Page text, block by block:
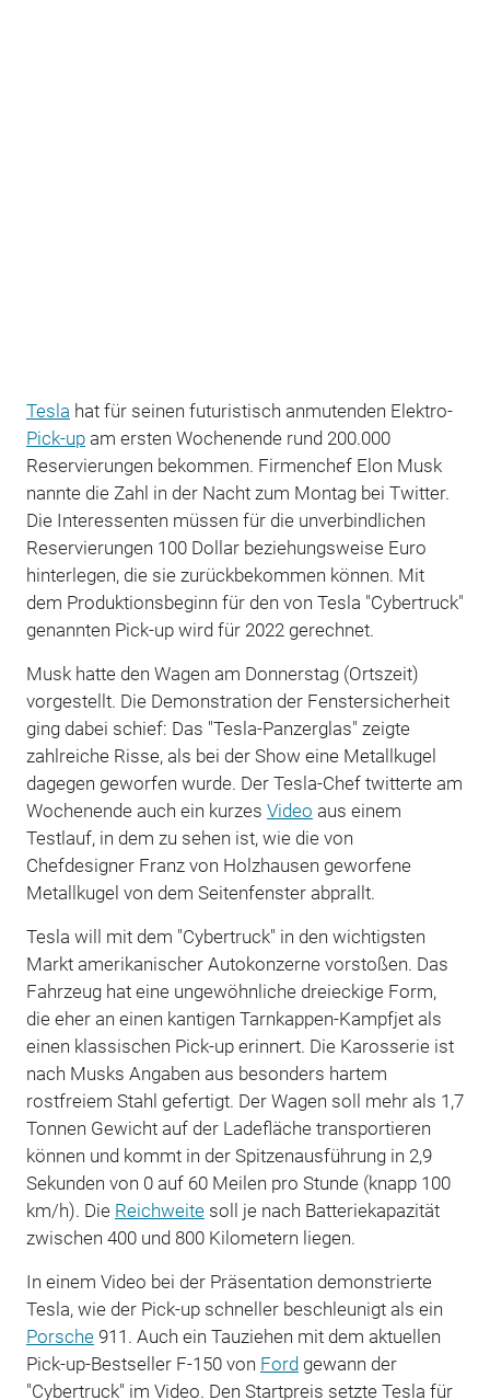
Tesla hat für seinen futuristisch anmutenden Elektro-
Pick-upam ersten Wochenende rund 200.000
Reservierungen bekommen. Firmenchef Elon Musk
nannte die Zahl in der Nacht zum Montag bei Twitter.
Die Interessenten müssen für die unverbindlichen
Reservierungen 100 Dollar beziehungsweise Euro
hinterlegen, die sie zurückbekommen können. Mit
dem Produktionsbeginn für den von Tesla "Cybertruck"
genannten Pick-up wird für 2022 gerechnet.
Musk hatte den Wagen am Donnerstag (Ortszeit)
vorgestellt. Die Demonstration der Fenstersicherheit
ging dabei schief: Das "Tesla-Panzerglas" zeigte
zahlreiche Risse, als bei der Show eine Metallkugel
dagegen geworfen wurde. Der Tesla-Chef twitterte am
Wochenende auch ein kurzes Video aus einem
Testlauf, in dem zu sehen ist, wie die von
Chefdesigner Franz von Holzhausen geworfene
Metallkugel von dem Seitenfenster abprallt.
Tesla will mit dem "Cybertruck" in den wichtigsten
Markt amerikanischer Autokonzerne vorstoßen. Das
Fahrzeug hat eine ungewöhnliche dreieckige Form,
die eher an einen kantigen Tarnkappen-Kampfjet als
einen klassischen Pick-up erinnert. Die Karosserie ist
nach Musks Angaben aus besonders hartem
rostfreiem Stahl gefertigt. Der Wagen soll mehr als 1,7
Tonnen Gewicht auf der Ladefläche transportieren
können und kommt in der Spitzenausführung in 2,9
Sekunden von 0 auf 60 Meilen pro Stunde (knapp 100
km/h). Die Reichweitesoll je nach Batteriekapazität
zwischen 400 und 800 Kilometern liegen.
In einem Video bei der Präsentation demonstrierte
Tesla, wie der Pick-up schneller beschleunigt als ein
Porsche911. Auch ein Tauziehen mit dem aktuellen
Pick-up-Bestseller F-150 von Fordgewann der
"Cybertruck" im Video. Den Startpreis setzte Tesla für